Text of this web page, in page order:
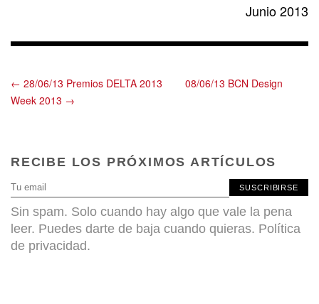
Junio 2013
← 28/06/13 Premios DELTA 2013
08/06/13 BCN Design
Week 2013 →
RECIBE LOS PRÓXIMOS ARTÍCULOS
SUSCRIBIRSE
Sin spam. Solo cuando hay algo que vale la pena
leer. Puedes darte de baja cuando quieras. Política
de privacidad.